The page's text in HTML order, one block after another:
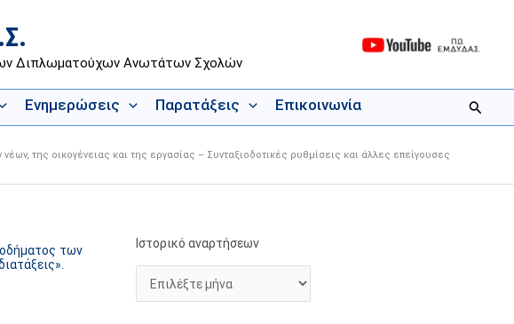
Διπλωματούχων Ανωτάτων Σχολών
Ενημερώσεις Παρατάξεις Επικοινωνία
της οικογένειας και της εργασίας – Συνταξιοδοτικές ρυθμίσεις και άλλες επείγουσες
των
Ιστορικό αναρτήσεων
Ι
σ
Κ
α